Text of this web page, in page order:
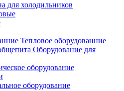
для холодильников
Тепловое оборудованние
Оборудование для
оборудование
оборудование